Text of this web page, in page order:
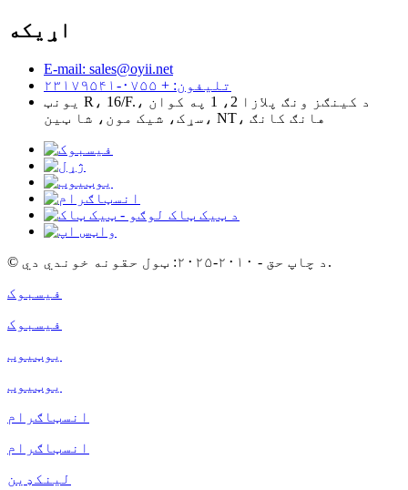
اړیکه
E-mail: sales@oyii.net
تلیفون: + ۰۷۵۵-۲۳۱۷۹۵۴۱
یونټ R، 16/F.، د کینګز ونګ پلازا 2، 1 په کوان
سړک، شیک مون، شا ټین، NT، هانګ کانګ
© د چاپ حق - ۲۰۱۰-۲۰۲۵: ټول حقونه خوندي دي.
فیسبوک
فیسبوک
یوټیوب
یوټیوب
انسټاګرام
انسټاګرام
لینکډین